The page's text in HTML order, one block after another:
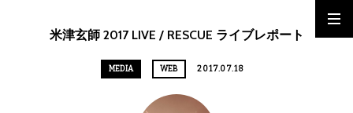
米津玄師 2017 LIVE / RESCUE ライブレポート
MEDIA WEB 2017.07.18